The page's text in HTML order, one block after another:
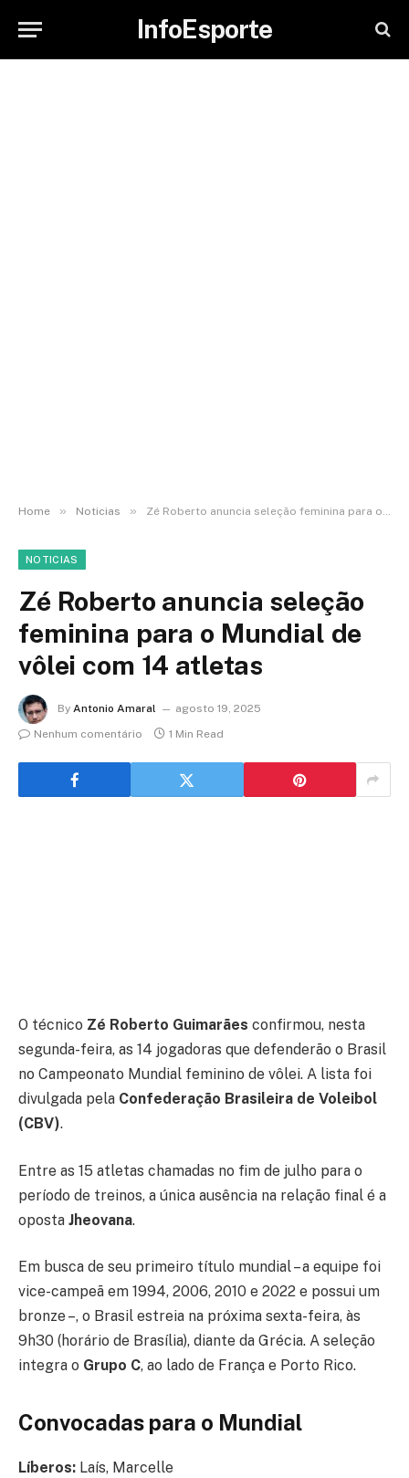
InfoEsporte
Home » Noticias » Zé Roberto anuncia seleção feminina para o Mundial de vôlei com 14 atletas
NOTICIAS
Zé Roberto anuncia seleção
feminina para o Mundial de
vôlei com 14 atletas
By Antonio Amaral
agosto 19, 2025
Nenhum comentário
1 Min Read
O técnico Zé Roberto Guimarães confirmou, nesta
segunda-feira, as 14 jogadoras que defenderão o Brasil
no Campeonato Mundial feminino de vôlei. A lista foi
divulgada pela Confederação Brasileira de Voleibol
(CBV).
Entre as 15 atletas chamadas no fim de julho para o
período de treinos, a única ausência na relação final é a
oposta Jheovana.
Em busca de seu primeiro título mundial – a equipe foi
vice-campeã em 1994, 2006, 2010 e 2022 e possui um
bronze –, o Brasil estreia na próxima sexta-feira, às
9h30 (horário de Brasília), diante da Grécia. A seleção
integra o Grupo C, ao lado de França e Porto Rico.
Convocadas para o Mundial
Líberos: Laís, Marcelle